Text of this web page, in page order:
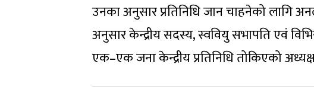
उनका अनुसार प्रतिनिधि जान चाहनेको लागि
अनुसार केन्द्रीय सदस्य, स्ववियु सभापति एवं
एक–एक जना केन्द्रीय प्रतिनिधि तोकिएको